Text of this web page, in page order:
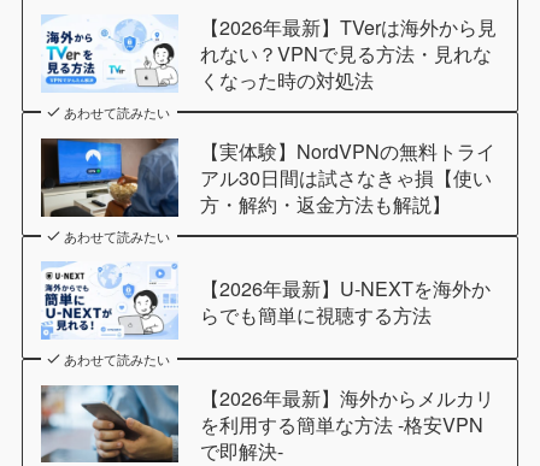
【2026年最新】TVerは海外から見
れない？VPNで見る方法・見れな
くなった時の対処法
あわせて読みたい
【実体験】NordVPNの無料トライ
アル30日間は試さなきゃ損【使い
方・解約・返金方法も解説】
あわせて読みたい
【2026年最新】U-NEXTを海外か
らでも簡単に視聴する方法
あわせて読みたい
【2026年最新】海外からメルカリ
を利用する簡単な方法 -格安VPN
で即解決-